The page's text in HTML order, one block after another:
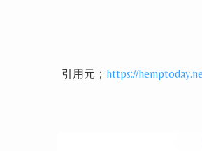
引用元； https://